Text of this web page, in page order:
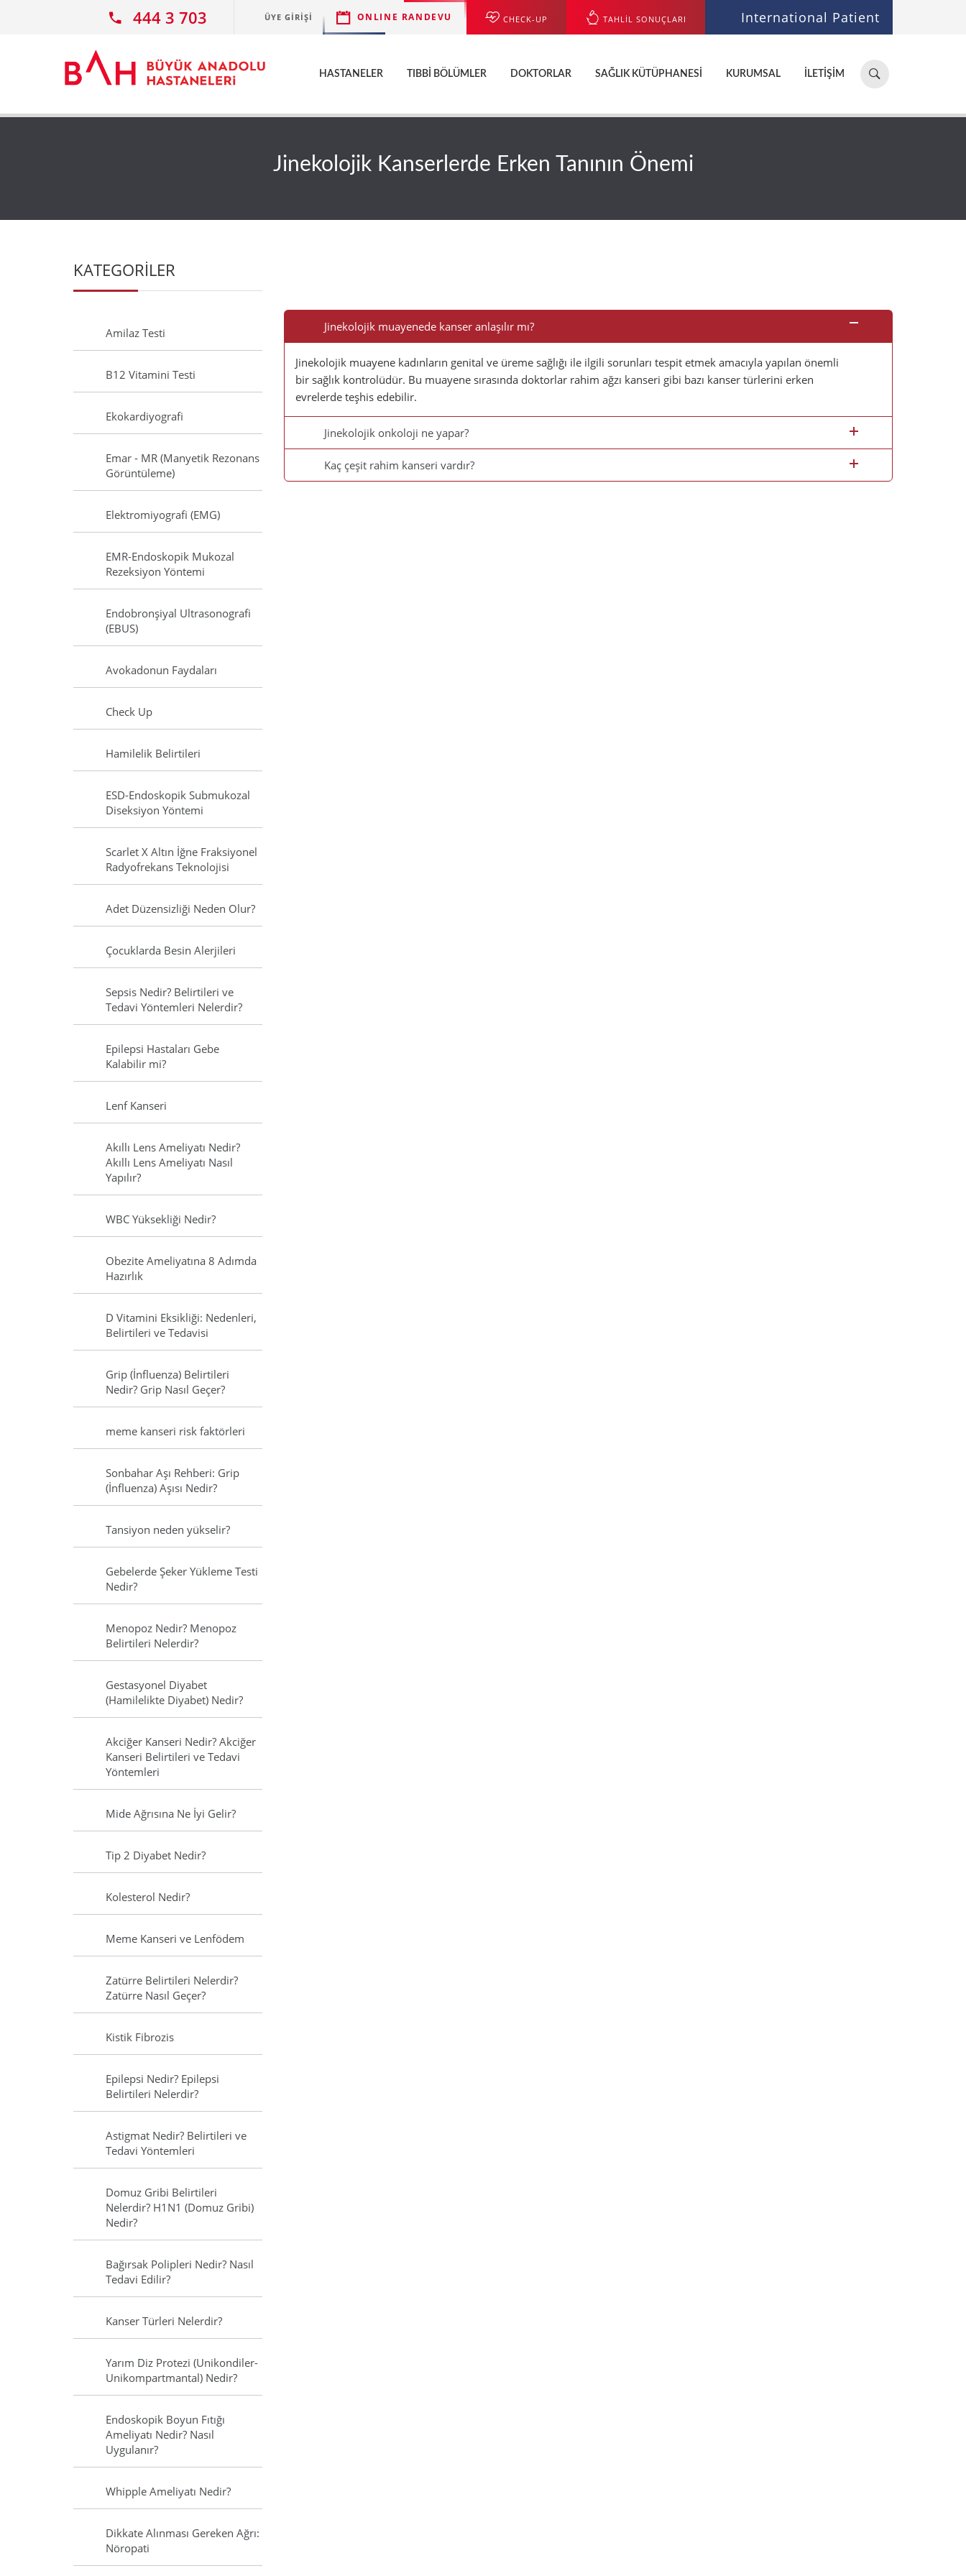
444 3 703 ÜYE GIRIŞI ONLINE RANDEVU CHECK-UP TAHLİL SONUÇLARI International Patient
Hastane,
doktor,
ara...
HASTANELER TIBBI BÖLÜMLER DOKTORLAR SAĞLIK KÜTÜPHANESI KURUMSAL İLETIŞIM
Jinekolojik Kanserlerde Erken Tanının Önemi
Jinekolojik muayenede kanser anlaşılır mı?
Jinekolojik muayene kadınların genital ve üreme sağlığı ile ilgili sorunları tespit etmek amacıyla yapılan önemli
bir sağlık kontrolüdür. Bu muayene sırasında doktorlar rahim ağzı kanseri gibi bazı kanser türlerini erken
evrelerde teşhis edebilir.
Jinekolojik onkoloji ne yapar?
Kaç çeşit rahim kanseri vardır?
KATEGORİLER
Amilaz Testi
B12 Vitamini Testi
Ekokardiyografi
Emar - MR (Manyetik Rezonans
Görüntüleme)
Elektromiyografi (EMG)
EMR-Endoskopik Mukozal
Rezeksiyon Yöntemi
Endobronşiyal Ultrasonografi
(EBUS)
Avokadonun Faydaları
Check Up
Hamilelik Belirtileri
ESD-Endoskopik Submukozal
Diseksiyon Yöntemi
Scarlet X Altın İğne Fraksiyonel
Radyofrekans Teknolojisi
Adet Düzensizliği Neden Olur?
Çocuklarda Besin Alerjileri
Sepsis Nedir? Belirtileri ve
Tedavi Yöntemleri Nelerdir?
Epilepsi Hastaları Gebe
Kalabilir mi?
Lenf Kanseri
Akıllı Lens Ameliyatı Nedir?
Akıllı Lens Ameliyatı Nasıl
Yapılır?
WBC Yüksekliği Nedir?
Obezite Ameliyatına 8 Adımda
Hazırlık
D Vitamini Eksikliği: Nedenleri,
Belirtileri ve Tedavisi
Grip (İnfluenza) Belirtileri
Nedir? Grip Nasıl Geçer?
meme kanseri risk faktörleri
Sonbahar Aşı Rehberi: Grip
(İnfluenza) Aşısı Nedir?
Tansiyon neden yükselir?
Gebelerde Şeker Yükleme Testi
Nedir?
Menopoz Nedir? Menopoz
Belirtileri Nelerdir?
Gestasyonel Diyabet
(Hamilelikte Diyabet) Nedir?
Akciğer Kanseri Nedir? Akciğer
Kanseri Belirtileri ve Tedavi
Yöntemleri
Mide Ağrısına Ne İyi Gelir?
Tip 2 Diyabet Nedir?
Kolesterol Nedir?
Meme Kanseri ve Lenfödem
Zatürre Belirtileri Nelerdir?
Zatürre Nasıl Geçer?
Kistik Fibrozis
Epilepsi Nedir? Epilepsi
Belirtileri Nelerdir?
Astigmat Nedir? Belirtileri ve
Tedavi Yöntemleri
Domuz Gribi Belirtileri
Nelerdir? H1N1 (Domuz Gribi)
Nedir?
Bağırsak Polipleri Nedir? Nasıl
Tedavi Edilir?
Kanser Türleri Nelerdir?
Yarım Diz Protezi (Unikondiler-
Unikompartmantal) Nedir?
Endoskopik Boyun Fıtığı
Ameliyatı Nedir? Nasıl
Uygulanır?
Whipple Ameliyatı Nedir?
Dikkate Alınması Gereken Ağrı:
Nöropati